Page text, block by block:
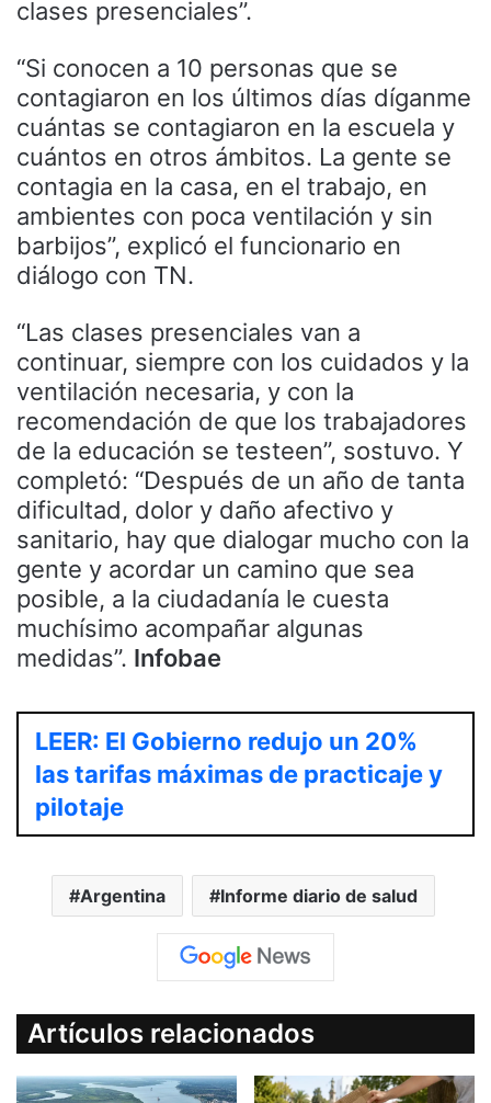
clases presenciales”.
“Si conocen a 10 personas que se
contagiaron en los últimos días díganme
cuántas se contagiaron en la escuela y
cuántos en otros ámbitos. La gente se
contagia en la casa, en el trabajo, en
ambientes con poca ventilación y sin
barbijos”, explicó el funcionario en
diálogo con TN.
“Las clases presenciales van a
continuar, siempre con los cuidados y la
ventilación necesaria, y con la
recomendación de que los trabajadores
de la educación se testeen”, sostuvo. Y
completó: “Después de un año de tanta
dificultad, dolor y daño afectivo y
sanitario, hay que dialogar mucho con la
gente y acordar un camino que sea
posible, a la ciudadanía le cuesta
muchísimo acompañar algunas
medidas”. Infobae
LEER: El Gobierno redujo un 20%
las tarifas máximas de practicaje y
pilotaje
Argentina Informe diario de salud
Artículos relacionados